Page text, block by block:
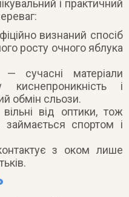
і практичний
визнаний спосіб
росту очного яблука
сучасні матеріали
киснепроникність і
обмін сльози.
від оптики, тож
спортом і
контактує з оком лише